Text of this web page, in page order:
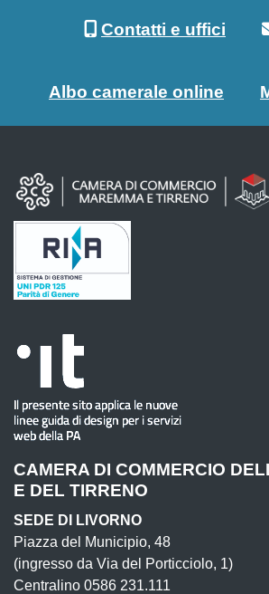
Contatti e uffici
Albo camerale online
CAMERA DI COMMERCIO
E DEL TIRRENO
SEDE DI LIVORNO
Piazza del Municipio, 48
(ingresso da Via del Porticciolo, 1)
Centralino 0586 231.111